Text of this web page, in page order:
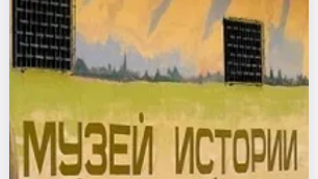
Спорт
События
Площадки
Артисты